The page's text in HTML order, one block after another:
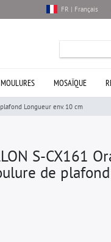
FR | Français
MOULURES MOSAÏQUE
Longueur env. 10 cm
S-CX161
de